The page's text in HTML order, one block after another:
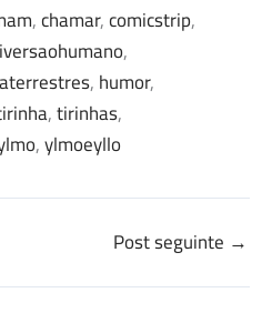
, chamar, comicstrip
, humor
, tirinhas
, ylmoeyllo
Post seguinte →